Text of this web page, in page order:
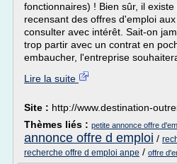
fonctionnaires) ! Bien sûr, il
recensant des offres d'emploi
consulter avec intérêt. Sait-on
trop partir avec un contrat en
embaucher, l'entreprise
Lire la suite
Site : http://www.destination-
Thèmes liés : petite annonce offre
annonce offre d emploi /
recherche offre d emploi anpe / offre